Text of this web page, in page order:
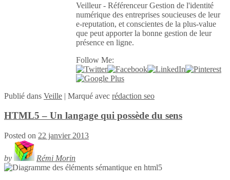
Veilleur - Référenceur Gestion de l'identité
numérique des entreprises soucieuses de leur
e-reputation, et conscientes de la plus-value
que peut apporter la bonne gestion de leur
présence en ligne.
Follow Me:
Publié dans Veille | Marqué avec rédaction seo
HTML5 – Un langage qui possède du sens
Posted on 22 janvier 2013
by Rémi Morin